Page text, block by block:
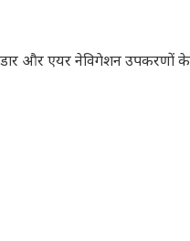
और एयर नेविगेशन उपकरणों के